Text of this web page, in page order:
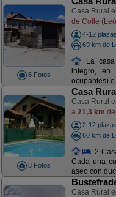
8 Fotos
Casa Rural
de Colle
4-12 plazas
69 km de
La
integro, en
ocupantes)
8 Fotos
Casa
Casa Rural
a 21,3 km
2-12 plazas
60 km de
2
Cada una
aseo con
Casa Rural